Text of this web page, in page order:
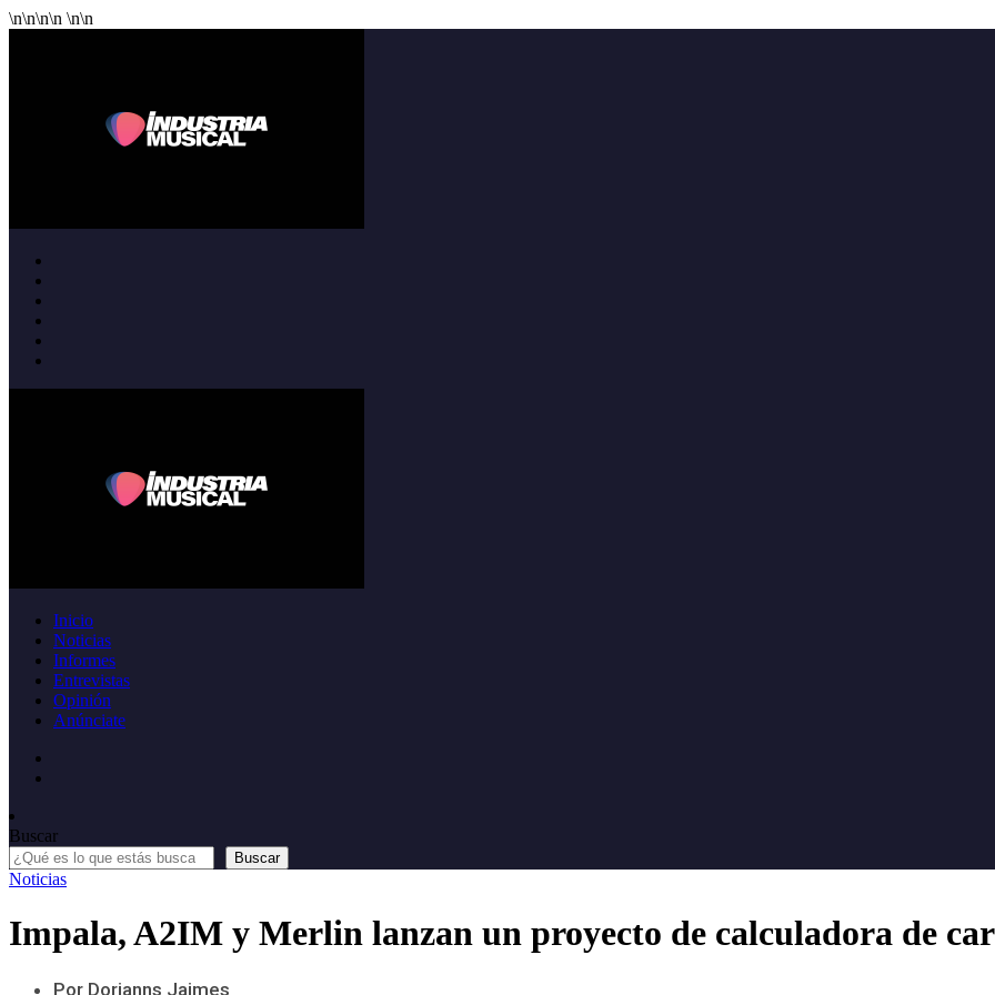
\n\n\n\n \n\n
Inicio
Noticias
Informes
Entrevistas
Opinión
Anúnciate
Buscar
Buscar
Noticias
Impala, A2IM y Merlin lanzan un proyecto de calculadora de
Por Dorianns Jaimes